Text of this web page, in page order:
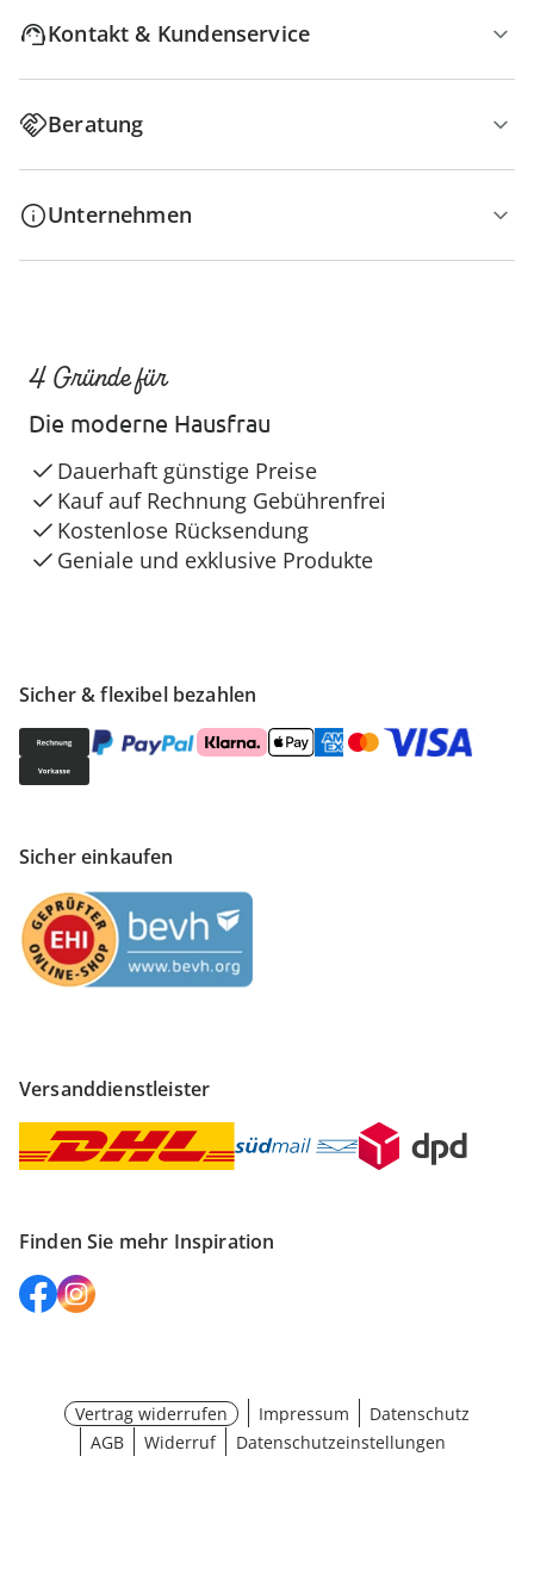
Kontakt & Kundenservice
Beratung
Unternehmen
Sicher & flexibel bezahlen
Sicher einkaufen
Versanddienstleister
Finden Sie mehr Inspiration
4 Gründe für
Die moderne Hausfrau
Dauerhaft günstige Preise
Kauf auf Rechnung Gebührenfrei
Kostenlose Rücksendung
Geniale und exklusive Produkte
Vertrag widerrufen Impressum
Datenschutz
AGB
Widerruf Datenschutzeinstellungen